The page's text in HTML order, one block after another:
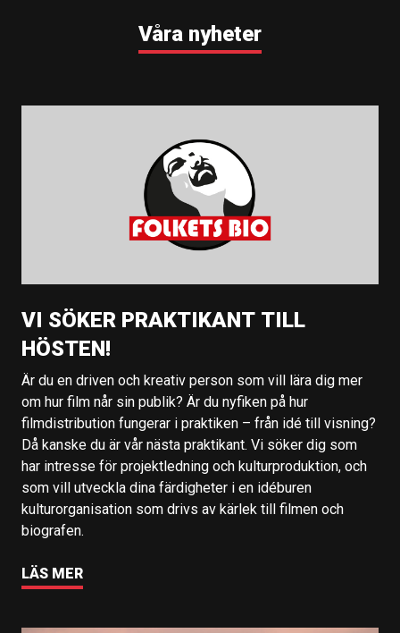
Våra nyheter
VI SÖKER PRAKTIKANT TILL
HÖSTEN!
Är du en driven och kreativ person som vill lära dig mer
om hur film når sin publik? Är du nyfiken på hur
filmdistribution fungerar i praktiken – från idé till visning?
Då kanske du är vår nästa praktikant. Vi söker dig som
har intresse för projektledning och kulturproduktion, och
som vill utveckla dina färdigheter i en idéburen
kulturorganisation som drivs av kärlek till filmen och
biografen.
LÄS MER